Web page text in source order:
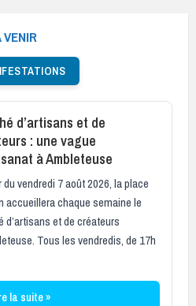
d’artisans et de
: une vague
à Ambleteuse
du vendredi 7 août 2026, la place
accueillera chaque semaine le
d’artisans et de créateurs
Tous les vendredis, de 17h
la suite »